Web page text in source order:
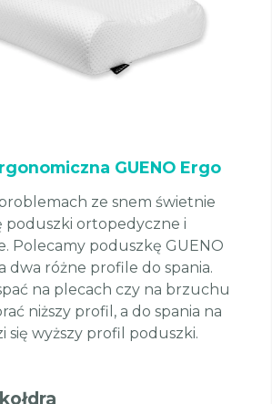
GUENO Ergo
ze snem świetnie
poduszki ortopedyczne i
Polecamy poduszkę GUENO
dwa różne profile do spania.
na plecach czy na brzuchu
niższy profil, a do spania na
się wyższy profil poduszki.